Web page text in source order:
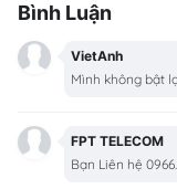
Bình Luận
VietAnh
Mình không bật
FPT TELECOM
Bạn Liên hệ